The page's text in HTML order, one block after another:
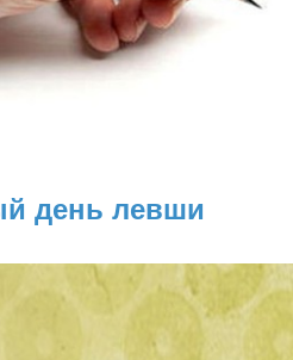
день левши